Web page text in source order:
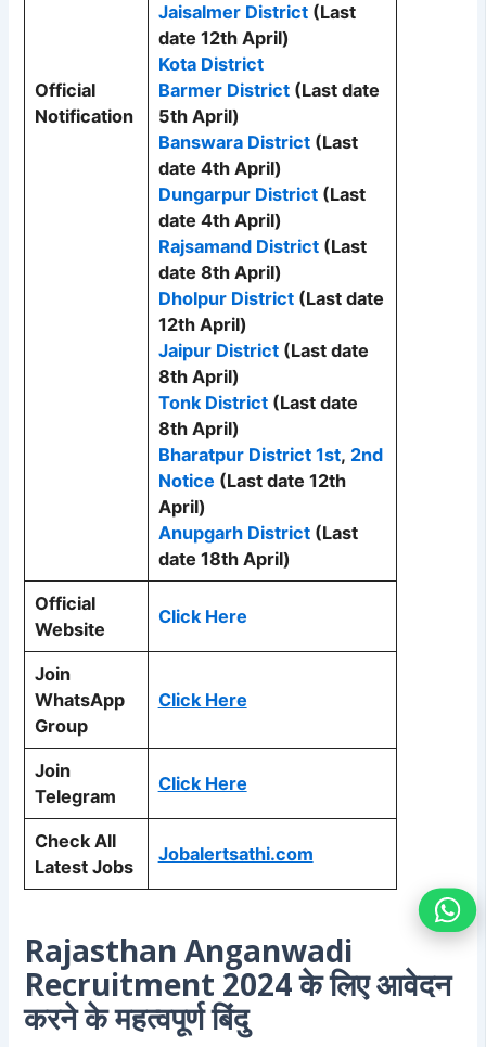
Official
Notification
Jaisalmer District(Last
date 12th April)
Kota District
Barmer District (Last date
5th April)
Banswara District(Last
date 4th April)
Dungarpur District(Last
date 4th April)
Rajsamand District(Last
date 8th April)
Dholpur District(Last date
12th April)
Jaipur District(Last date
8th April)
Tonk District(Last date
8th April)
Bharatpur District 1st, 2nd
Notice (Last date 12th
April)
Anupgarh District(Last
date 18th April)
Official
Website
Click Here
Join
WhatsApp
Group
Click Here
Join
Telegram
Click Here
Check All
Latest Jobs
Jobalertsathi.com
Rajasthan Anganwadi
Recruitment 2024 के लिए आवेदन
करने के महत्वपूर्ण बिंदु